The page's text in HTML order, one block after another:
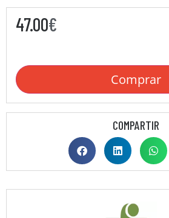
47.00€
Comprar
COMPARTIR